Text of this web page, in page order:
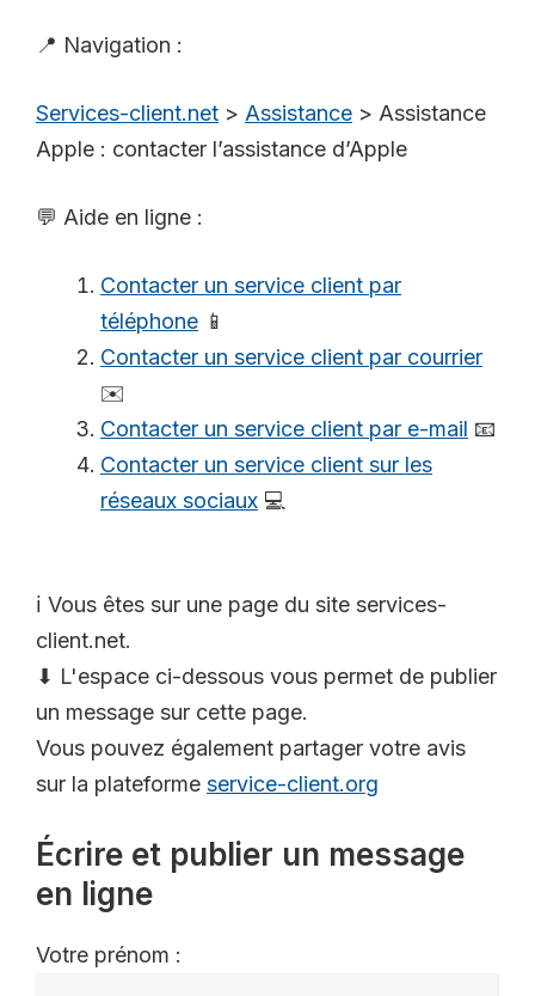
📍 Navigation :
Services-client.net > Assistance > Assistance
Apple : contacter l’assistance d’Apple
💬 Aide en ligne :
Contacter un service client par
téléphone 📱
Contacter un service client par courrier
✉️
Contacter un service client par e-mail 📧
Contacter un service client sur les
réseaux sociaux 💻
ℹ️ Vous êtes sur une page du site services-
client.net.
⬇ L'espace ci-dessous vous permet de publier
un message sur cette page.
Vous pouvez également partager votre avis
sur la plateforme service-client.org
Écrire et publier un message
en ligne
Votre prénom :